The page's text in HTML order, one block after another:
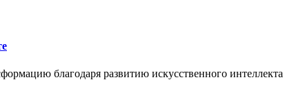
благодаря развитию искусственного интеллекта